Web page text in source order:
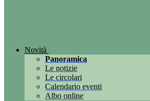
Novità
Panoramica
Le notizie
Le circolari
Calendario eventi
Albo online